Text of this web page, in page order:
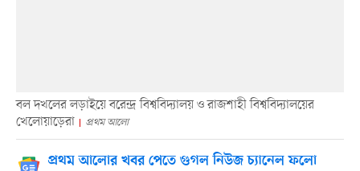
বল দখলের লড়াইয়ে বরেন্দ্র বিশ্ববিদ্যালয় ও রাজশাহী বিশ্ববিদ্যালয়ের
খেলোয়াড়েরা
প্রথম আলো
প্রথম আলোর খবর পেতে গুগল নিউজ চ্যানেল ফলো